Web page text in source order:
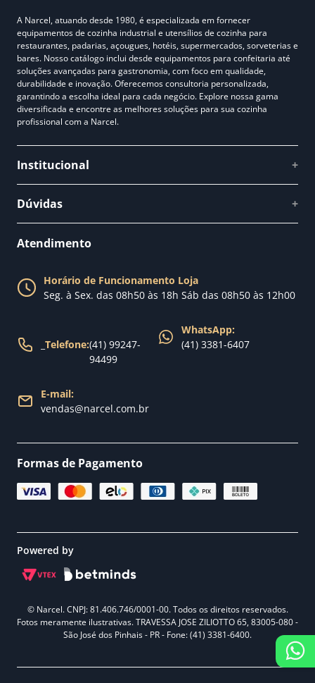
A Narcel, atuando desde 1980, é especializada em fornecer
equipamentos de cozinha industrial e utensílios de cozinha para
restaurantes, padarias, açougues, hotéis, supermercados, sorveterias e
bares. Nosso catálogo inclui desde equipamentos para confeitaria até
soluções avançadas para gastronomia, com foco em qualidade,
durabilidade e inovação. Oferecemos consultoria personalizada,
garantindo a escolha ideal para cada negócio. Explore nossa gama
diversificada e encontre as melhores soluções para sua cozinha
profissional com a Narcel.
Institucional +
Fale conosco
Nossa loja
Dúvidas +
Política de Trocas
Política de Entrega
Atendimento
Horário de Funcionamento Loja
Seg. à Sex. das 08h50 às 18h Sáb das 08h50 às 12h00
Telefone:(41) 99247-
94499
WhatsApp:
(41) 3381-6407
E-mail:
vendas@narcel.com.br
Formas de Pagamento
Powered by
© Narcel. CNPJ: 81.406.746/0001-00. Todos os direitos reservados.
Fotos meramente ilustrativas. TRAVESSA JOSE ZILIOTTO 65, 83005-080 -
São José dos Pinhais - PR - Fone: (41) 3381-6400.